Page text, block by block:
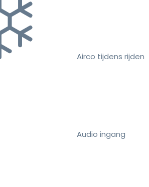
Airco tijdens rijden
Audio ingang